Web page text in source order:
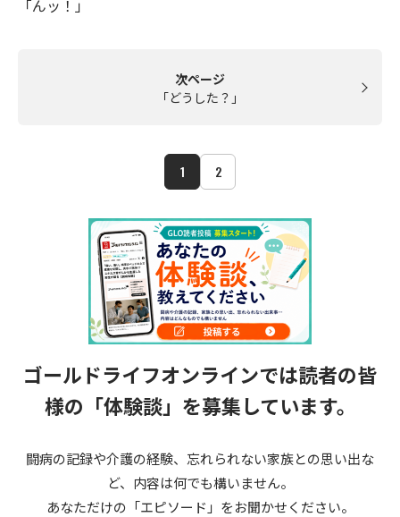
「んッ！」
次ページ
「どうした？」
1 2
ゴールドライフオンラインでは読者の皆
様の 「体験談」を募集しています。
闘病の記録や介護の経験、忘れられない家族との思い出な
ど、内容は何でも構いません。
あなただけの「エピソード」をお聞かせください。